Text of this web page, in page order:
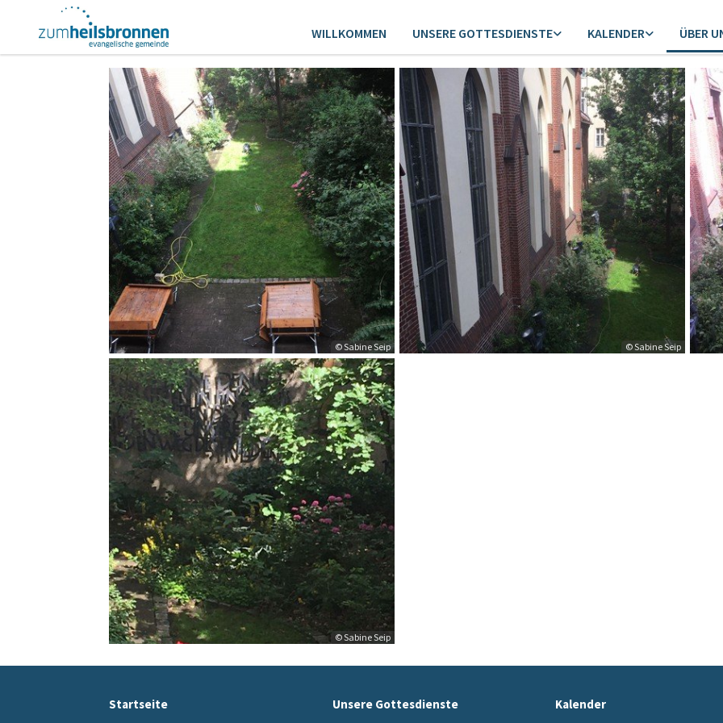
WILLKOMMEN UNSERE GOTTESDIENSTE KALENDER ÜBER
© Sabine Seip © Sabine Seip
© Sabine Seip
Startseite Unsere Gottesdienste Kalender